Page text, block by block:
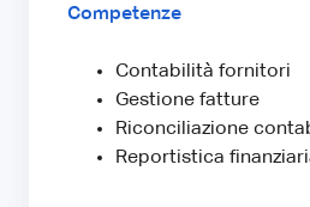
Competenze
Contabilità fornitori
Gestione fatture
Riconciliazione
Reportistica